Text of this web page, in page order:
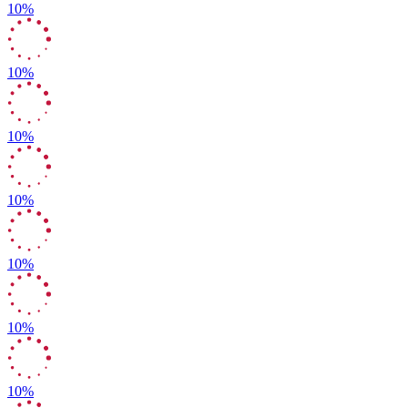
10%
10%
10%
10%
10%
10%
10%